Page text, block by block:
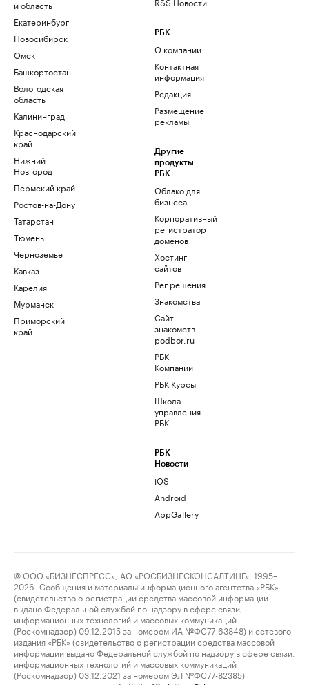
и область
Екатеринбург
Новосибирск
Омск
Башкортостан
Вологодская
область
Калининград
Краснодарский
край
Нижний
Новгород
Пермский край
Ростов-на-Дону
Татарстан
Тюмень
Черноземье
Кавказ
Карелия
Мурманск
Приморский
край
РБК
О компании
Контактная
информация
Редакция
Размещение
рекламы
Другие
продукты
РБК
Облако для
бизнеса
Корпоративный
регистратор
доменов
Хостинг
сайтов
Рег.решения
Знакомства
Сайт
знакомств
podbor.ru
РБК
Компании
РБК Курсы
Школа
управления
РБК
РБК
Новости
iOS
Android
AppGallery
© ООО «БИЗНЕСПРЕСС», АО «РОСБИЗНЕСКОНСАЛТИНГ», 1995–
2026. Сообщения и материалы информационного агентства «РБК»
(свидетельство о регистрации средства массовой информации
выдано Федеральной службой по надзору в сфере связи,
информационных технологий и массовых коммуникаций
(Роскомнадзор) 09.12.2015 за номером ИА №ФС77-63848) и сетевого
издания «РБК» (свидетельство о регистрации средства массовой
информации выдано Федеральной службой по надзору в сфере связи,
информационных технологий и массовых коммуникаций
(Роскомнадзор) 03.12.2021 за номером ЭЛ №ФС77-82385)